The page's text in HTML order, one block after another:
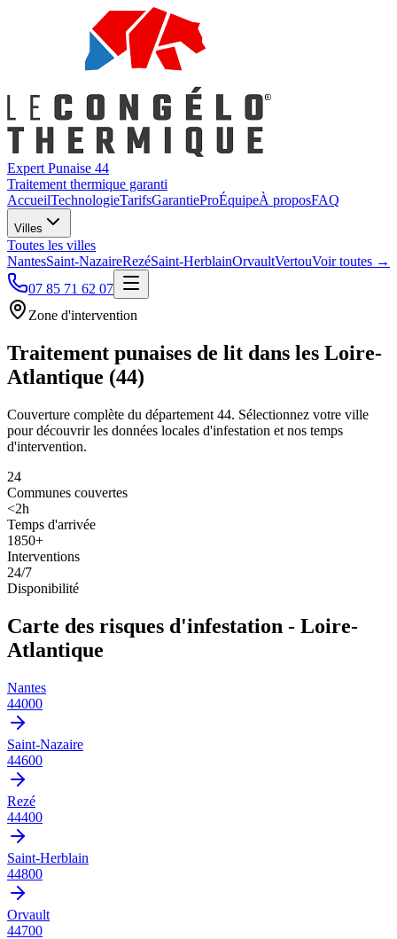
Expert Punaise 44
Traitement thermique garanti
AccueilTechnologieTarifsGarantieProÉquipeÀ proposFAQ
Villes
Toutes les villes
NantesSaint-NazaireRezéSaint-HerblainOrvaultVertouVoir toutes →
07 85 71 62 07
Zone d'intervention
Traitement punaises de lit dans les Loire-
Atlantique (44)
Couverture complète du département 44. Sélectionnez votre ville
pour découvrir les données locales d'infestation et nos temps
d'intervention.
24
Communes couvertes
<2h
Temps d'arrivée
1850+
Interventions
24/7
Disponibilité
Carte des risques d'infestation - Loire-
Atlantique
Nantes
44000
Saint-Nazaire
44600
Rezé
44400
Saint-Herblain
44800
Orvault
44700